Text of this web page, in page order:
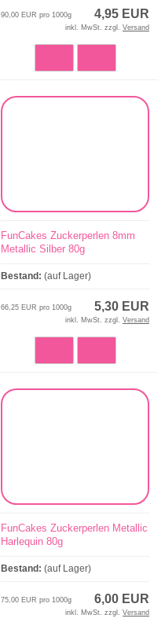
4,95 EUR
90,00 EUR pro 1000g
inkl. MwSt. zzgl. Versand
FunCakes Zuckerperlen 8mm
Metallic Silber 80g
Bestand: (auf Lager)
5,30 EUR
66,25 EUR pro 1000g
inkl. MwSt. zzgl. Versand
FunCakes Zuckerperlen Metallic
Harlequin 80g
Bestand: (auf Lager)
6,00 EUR
75,00 EUR pro 1000g
inkl. MwSt. zzgl. Versand